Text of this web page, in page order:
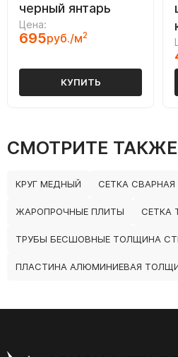
черный янтарь
Цена:
695руб./м2
КУПИТЬ
СМОТРИТЕ ТАКЖЕ
КРУГ МЕДНЫЙ СЕТКА
ЖАРОПРОЧНЫЕ ПЛИТЫ СЕТКА
ТРУБЫ БЕСШОВНЫЕ ТОЛЩИНА
ПЛАСТИНА АЛЮМИНИЕВАЯ